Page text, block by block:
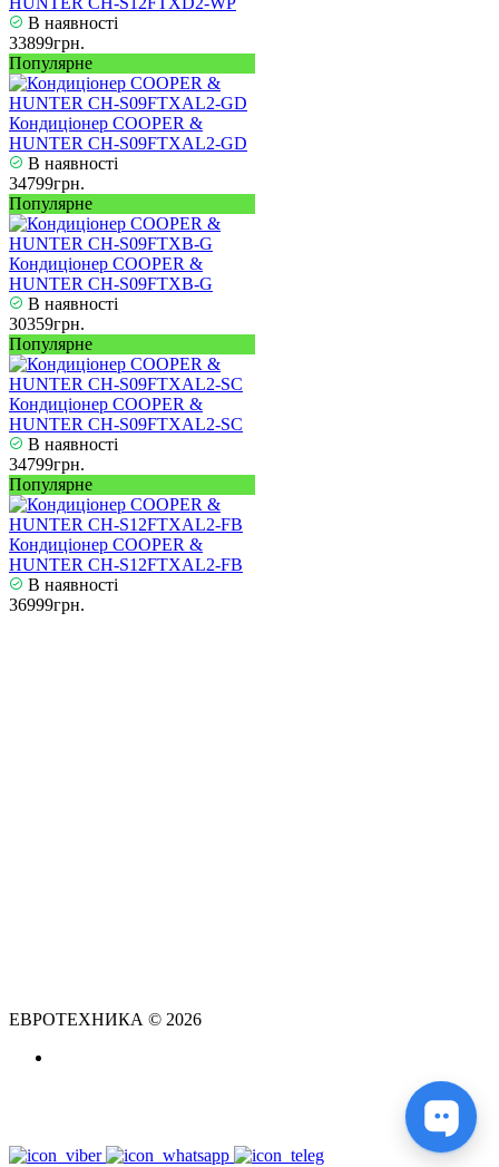
В наявності
33899грн.
Популярне
Кондиціонер COOPER &
HUNTER CH-S09FTXAL2-GD
В наявності
34799грн.
Популярне
Кондиціонер COOPER &
HUNTER CH-S09FTXB-G
В наявності
30359грн.
Популярне
Кондиціонер COOPER &
HUNTER CH-S09FTXAL2-SC
В наявності
34799грн.
Популярне
Кондиціонер COOPER &
HUNTER CH-S12FTXAL2-FB
В наявності
36999грн.
ЕВРОТЕХНИКА © 2026